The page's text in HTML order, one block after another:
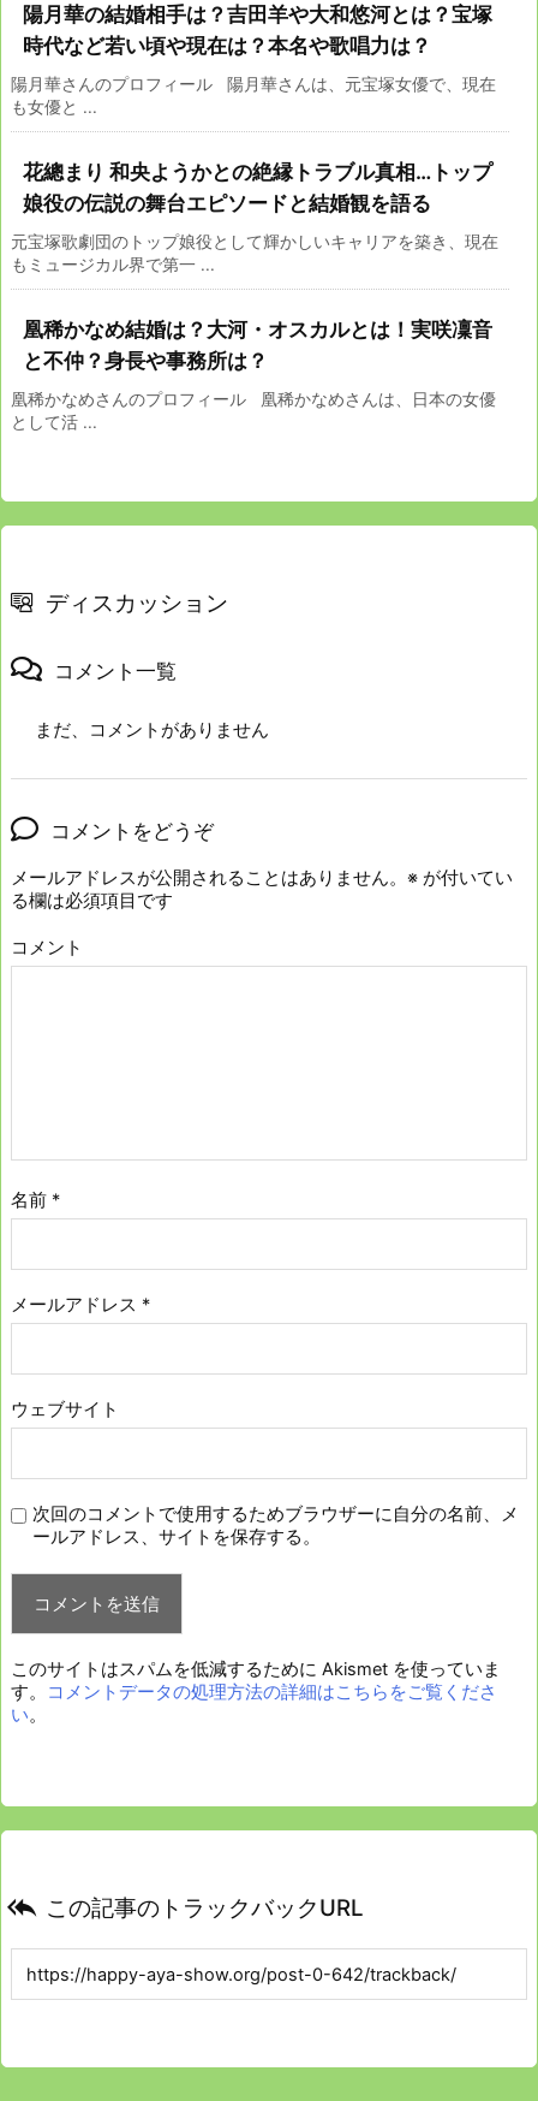
陽月華の結婚相手は？吉田羊や大和悠河とは？宝塚
時代など若い頃や現在は？本名や歌唱力は？
陽月華さんのプロフィール 陽月華さんは、元宝塚女優で、現在
も女優と ...
花總まり 和央ようかとの絶縁トラブル真相…トップ
娘役の伝説の舞台エピソードと結婚観を語る
元宝塚歌劇団のトップ娘役として輝かしいキャリアを築き、現在
もミュージカル界で第一 ...
凰稀かなめ結婚は？大河・オスカルとは！実咲凜音
と不仲？身長や事務所は？
凰稀かなめさんのプロフィール 凰稀かなめさんは、日本の女優
として活 ...
ディスカッション
コメント一覧
まだ、コメントがありません
コメントをどうぞ
メールアドレスが公開されることはありません。 ※ が付いてい
る欄は必須項目です
コメント
名前 *
メールアドレス *
ウェブサイト
次回のコメントで使用するためブラウザーに自分の名前、メ
ールアドレス、サイトを保存する。
このサイトはスパムを低減するために Akismet を使っていま
す。
コメントデータの処理方法の詳細はこちらをご覧くださ
い。
 この記事のトラックバックURL